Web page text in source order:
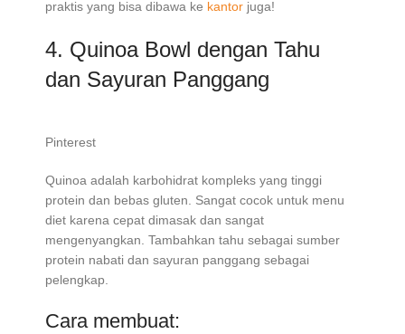
praktis yang bisa dibawa ke kantor juga!
4. Quinoa Bowl dengan Tahu
dan Sayuran Panggang
Pinterest
Quinoa adalah karbohidrat kompleks yang tinggi
protein dan bebas gluten. Sangat cocok untuk menu
diet karena cepat dimasak dan sangat
mengenyangkan. Tambahkan tahu sebagai sumber
protein nabati dan sayuran panggang sebagai
pelengkap.
Cara membuat: